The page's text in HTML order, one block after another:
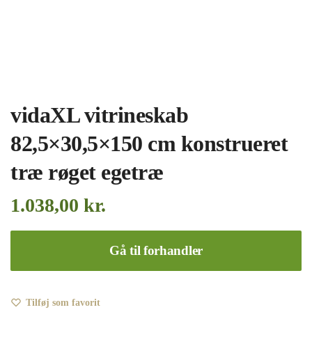
vidaXL vitrineskab
82,5×30,5×150 cm konstrueret
træ røget egetræ
1.038,00 kr.
Gå til forhandler
Tilføj som favorit